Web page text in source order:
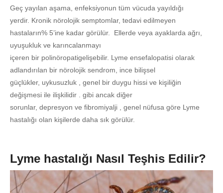
Geç yayılan aşama, enfeksiyonun tüm vücuda yayıldığı
yerdir. Kronik nörolojik semptomlar, tedavi edilmeyen
hastaların% 5’ine kadar görülür. Ellerde veya ayaklarda ağrı,
uyuşukluk ve karıncalanmayı
içeren bir polinöropatigelişebilir. Lyme ensefalopatisi olarak
adlandırılan bir nörolojik sendrom, ince bilişsel
güçlükler, uykusuzluk , genel bir duygu hissi ve kişiliğin
değişmesi ile ilişkilidir . gibi ancak diğer
sorunlar, depresyon ve fibromiyalji , genel nüfusa göre Lyme
hastalığı olan kişilerde daha sık görülür.
Lyme hastalığı Nasıl Teşhis Edilir?